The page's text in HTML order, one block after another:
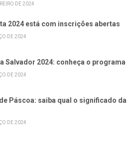
DE 2024
2024 está com inscrições abertas
DE 2024
Salvador 2024: conheça o programa
DE 2024
Páscoa: saiba qual o significado da
DE 2024